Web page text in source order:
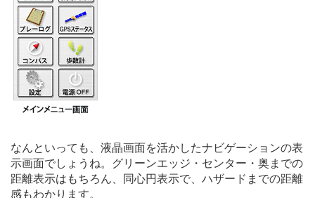
なんといっても、液晶画面を活かしたナビゲーションの表
示画面でしょうね。グリーンエッジ・センター・奥までの
距離表示はもちろん、同心円表示で、ハザードまでの距離
感もわかります。